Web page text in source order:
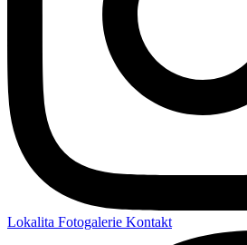
Lokalita Fotogalerie Kontakt